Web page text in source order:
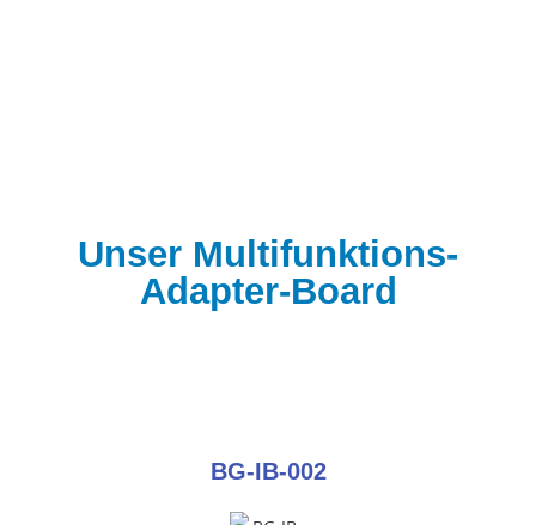
Unser Multifunktions-
Adapter-Board
BG-IB-002